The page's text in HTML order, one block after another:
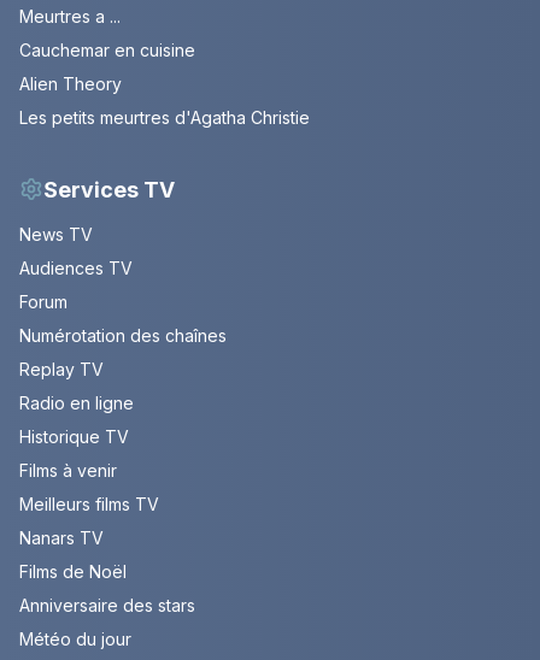
Meurtres a ...
Cauchemar en cuisine
Alien Theory
Les petits meurtres d'Agatha Christie
Services TV
News TV
Audiences TV
Forum
Numérotation des chaînes
Replay TV
Radio en ligne
Historique TV
Films à venir
Meilleurs films TV
Nanars TV
Films de Noël
Anniversaire des stars
Météo du jour